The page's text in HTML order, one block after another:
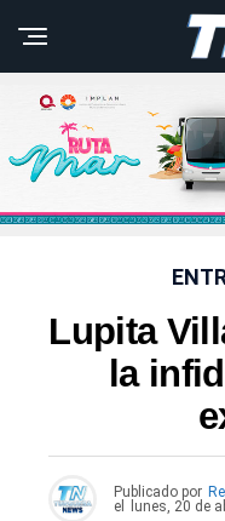
Lupita
la
Publicado por
el
lunes, 20 de